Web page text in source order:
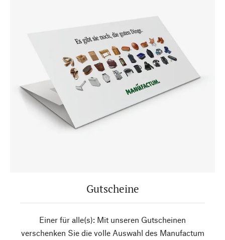
Gutscheine
Einer für alle(s): Mit unseren Gutscheinen
verschenken Sie die volle Auswahl des Manufactum